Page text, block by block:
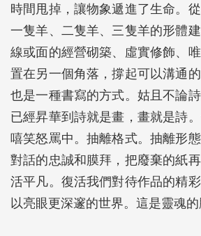
時間甩掉，讓物象遞進了生命。
一隻羊、二隻羊、三隻羊的形體
線或面的經營砌築、虛實修飾、
置在另一個角落，撐起可以溝通
也是一種書寫的方式。姑且不論
已經昇華到詩就是畫，畫就是詩
嘻笑怒罵中。抽離格式。抽離形
對話的忠誠和膜拜，把廢棄的紙
活平凡。復活我們對待作品的精
以亮眼更深邃的世界。這是靈魂的